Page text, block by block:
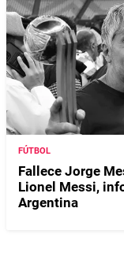
FÚTBOL
Fallece Jorge
Lionel Messi,
Argentina